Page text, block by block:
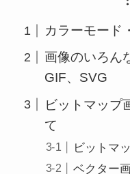
カラーモード
画像のいろん
GIF、SVG
ビットマップ
て
ビットマ
ベクター